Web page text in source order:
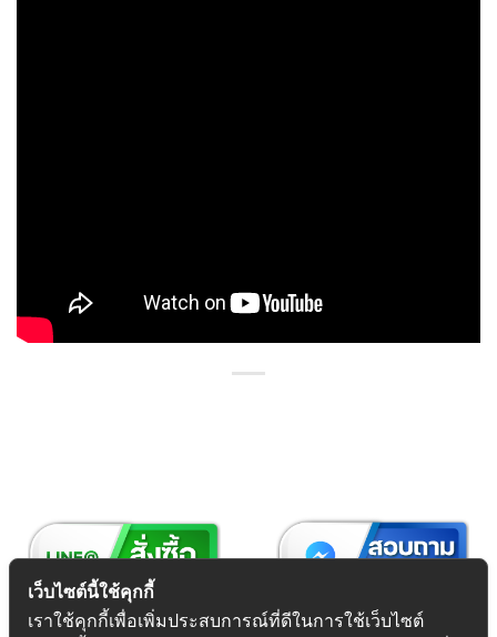
เว็บไซต์นี้ใช้คุกกี้
เราใช้คุกกี้เพื่อเพิ่มประสบการณ์ที่ดีในการใช้เว็บไซต์